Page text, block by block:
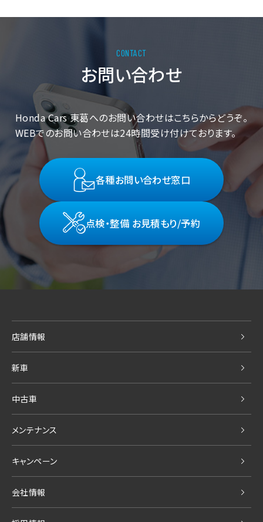
お問い合わせ
Honda Cars 東葛へのお問い合わせはこちらからどうぞ。
WEBでのお問い合わせは24時間受け付けております。
各種お問い合わせ窓口
点検・整備 お見積もり/予約
店舗情報
新車
中古車
メンテナンス
キャンペーン
会社情報